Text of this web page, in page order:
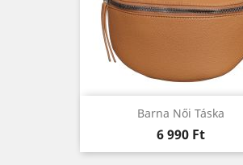
Barna Női Táska
Ár
6 990 Ft